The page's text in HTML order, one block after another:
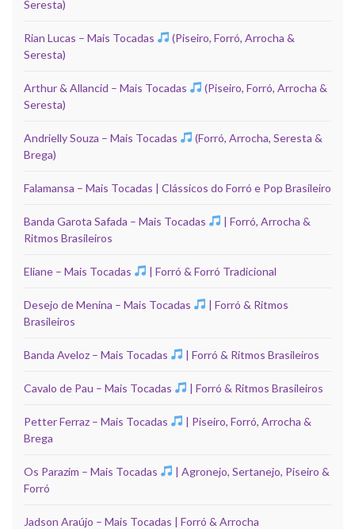
Seresta)
Rian Lucas – Mais Tocadas
(Piseiro, Forró, Arrocha &
Seresta)
Arthur & Allancid – Mais Tocadas
(Piseiro, Forró, Arrocha &
Seresta)
Andrielly Souza – Mais Tocadas
(Forró, Arrocha, Seresta &
Brega)
Falamansa – Mais Tocadas | Clássicos do Forró e Pop Brasileiro
Banda Garota Safada – Mais Tocadas
| Forró, Arrocha &
Ritmos Brasileiros
Eliane – Mais Tocadas | Forró & Forró Tradicional
Desejo de Menina – Mais Tocadas
| Forró & Ritmos
Brasileiros
Banda Aveloz – Mais Tocadas | Forró & Ritmos Brasileiros
Cavalo de Pau – Mais Tocadas | Forró & Ritmos Brasileiros
Petter Ferraz – Mais Tocadas
| Piseiro, Forró, Arrocha &
Brega
Os Parazim – Mais Tocadas
| Agronejo, Sertanejo, Piseiro &
Forró
Jadson Araújo – Mais Tocadas | Forró & Arrocha